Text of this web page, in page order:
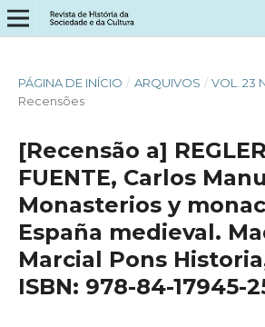
PÁGINA DE INÍCIO / ARQUIVOS / VOL. 23
Recensões
[Recensão a]
FUENTE, Carlos
Monasterios y
España medieval.
Marcial Pons
ISBN: 978-84-17945-